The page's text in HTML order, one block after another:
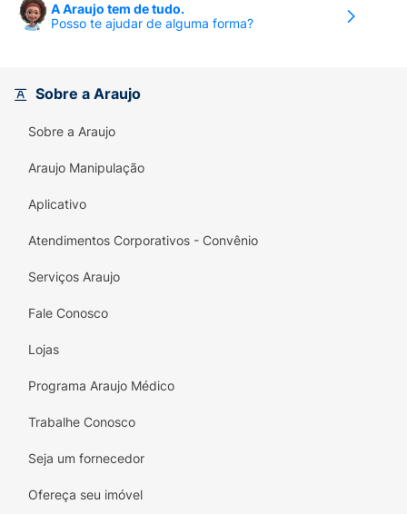
precisa, reduzindo o risco de injeções
intramusculares. As agulhas são estéreis,
universal, sendo
principais marcas de canetas aplicadoras
insulina e GLP-1 disponíveis no mercado. A
caixa contém 100 unidades descartáveis,
seu dia a dia.
Principais Benefícios:
Conforto Superior:
proporciona uma penetração muito mais
Tamanho Ideal:Os 5mm de comprimento
correta no tecido subcutâneo, adequando-
para encaixar perfeitamente nas principais
A Araujo tem de tudo.
Posso te ajudar de alguma forma?
Sobre a Araujo
Sobre a Araujo
Araujo Manipulação
Aplicativo
Atendimentos Corporativos - Convênio
Serviços Araujo
Fale Conosco
Lojas
Programa Araujo Médico
Trabalhe Conosco
Seja um fornecedor
Ofereça seu imóvel